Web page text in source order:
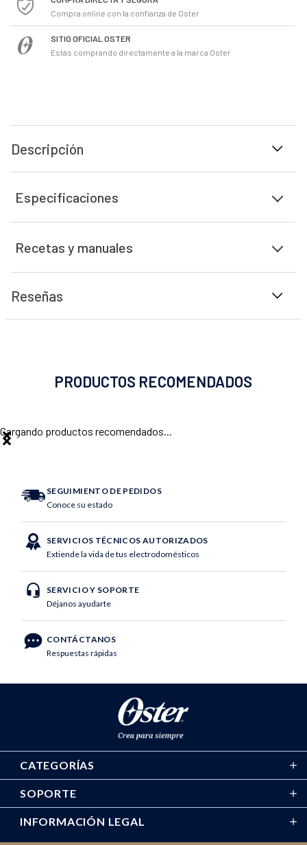
Compra online con la confianza de Oster
SITIO OFICIAL OSTER
Estás comprando directamente a la marca Oster
Descripción
Especificaciones
Recetas y manuales
Reseñas
PRODUCTOS RECOMENDADOS
Cargando productos recomendados...
SEGUIMIENTO DE PEDIDOS
Conoce su estado
SERVICIOS TÉCNICOS AUTORIZADOS
Extiende la vida de tus electrodomésticos
SERVICIO Y SOPORTE
Déjanos ayudarte
CONTÁCTANOS
Respuestas rápidas
CATEGORÍAS
SOPORTE
INFORMACIÓN LEGAL